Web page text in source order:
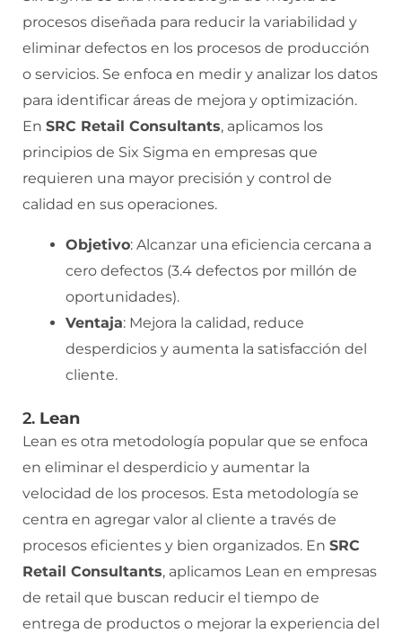
procesos diseñada para reducir la variabilidad y
eliminar defectos en los procesos de producción
o servicios. Se enfoca en medir y analizar los datos
para identificar áreas de mejora y optimización.
En SRC Retail Consultants, aplicamos los
principios de Six Sigma en empresas que
requieren una mayor precisión y control de
calidad en sus operaciones.
Objetivo: Alcanzar una eficiencia cercana a
cero defectos (3.4 defectos por millón de
oportunidades).
Ventaja: Mejora la calidad, reduce
desperdicios y aumenta la satisfacción del
cliente.
2. Lean
Lean es otra metodología popular que se enfoca
en eliminar el desperdicio y aumentar la
velocidad de los procesos. Esta metodología se
centra en agregar valor al cliente a través de
procesos eficientes y bien organizados. En SRC
Retail Consultants, aplicamos Lean en empresas
de retail que buscan reducir el tiempo de
entrega de productos o mejorar la experiencia del